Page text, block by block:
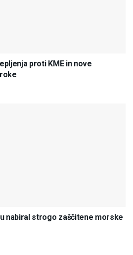
proti KME in nove
nabiral strogo zaščitene morske